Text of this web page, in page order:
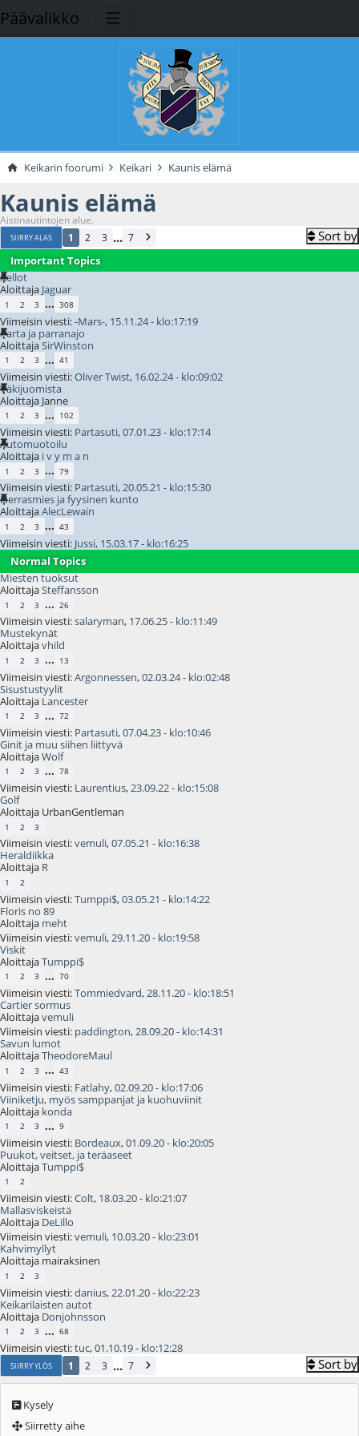
Päävalikko
Keikarin foorumi Keikari Kaunis elämä
Kaunis elämä
Aistinautintojen alue.
SIIRRY ALAS 1 2 3 ... 7 Sort by
Important Topics
Kellot
Aloittaja Jaguar
1 2 3 ... 308
Viimeisin viesti:-Mars-, 15.11.24 - klo:17:19
Parta ja parranajo
Aloittaja SirWinston
1 2 3 ... 41
Viimeisin viesti:Oliver Twist, 16.02.24 - klo:09:02
Väkijuomista
Aloittaja Janne
1 2 3 ... 102
Viimeisin viesti: Partasuti,07.01.23 - klo:17:14
Automuotoilu
Aloittaja i v y m a n
1 2 3 ... 79
Viimeisin viesti: Partasuti,20.05.21 - klo:15:30
Herrasmies ja fyysinen kunto
AloittajaAlecLewain
1 2 3 ... 43
Viimeisin viesti: Jussi, 15.03.17 - klo:16:25
Normal Topics
Miesten tuoksut
AloittajaSteffansson
1 2 3 ... 26
Viimeisin viesti:salaryman, 17.06.25 - klo:11:49
Mustekynät
Aloittajavhild
1 2 3 ... 13
Viimeisin viesti:Argonnessen,02.03.24 - klo:02:48
Sisustustyylit
Aloittaja Lancester
1 2 3 ... 72
Viimeisin viesti: Partasuti,07.04.23 - klo:10:46
Ginit ja muu siihen liittyvä
AloittajaWolf
1 2 3 ... 78
Viimeisin viesti: Laurentius,23.09.22 - klo:15:08
Golf
Aloittaja UrbanGentleman
1 2 3
Viimeisin viesti:vemuli,07.05.21 - klo:16:38
Heraldiikka
Aloittaja R
1 2
Viimeisin viesti:Tumppi$,03.05.21 - klo:14:22
Floris no 89
Aloittaja meht
Viimeisin viesti:vemuli,29.11.20 - klo:19:58
Viskit
AloittajaTumppi$
1 2 3 ... 70
Viimeisin viesti:Tommiedvard,28.11.20 - klo:18:51
Cartier sormus
Aloittajavemuli
Viimeisin viesti: paddington,28.09.20 - klo:14:31
Savun lumot
AloittajaTheodoreMaul
1 2 3 ... 43
Viimeisin viesti: Fatlahy,02.09.20 - klo:17:06
Viiniketju, myös samppanjat ja kuohuviinit
Aloittaja konda
1 2 3 ... 9
Viimeisin viesti: Bordeaux,01.09.20 - klo:20:05
Puukot, veitset, ja teräaseet
AloittajaTumppi$
1 2
Viimeisin viesti:Colt, 18.03.20 - klo:21:07
Mallasviskeistä
Aloittaja DeLillo
Viimeisin viesti:vemuli, 10.03.20 - klo:23:01
Kahvimyllyt
Aloittaja mairaksinen
1 2 3
Viimeisin viesti:danius,22.01.20 - klo:22:23
Keikarilaisten autot
Aloittaja Donjohnsson
1 2 3 ... 68
Viimeisin viesti:tuc,01.10.19 - klo:12:28
SIIRRY YLÖS 1 2 3 ... 7 Sort by
Kysely
Siirretty aihe